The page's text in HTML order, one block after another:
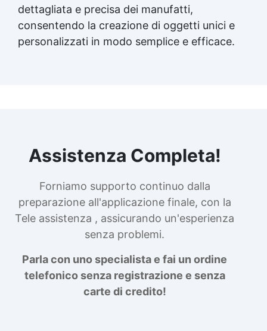
dettagliata e precisa dei manufatti,
consentendo la creazione di oggetti unici e
personalizzati in modo semplice e efficace.
Assistenza Completa!
Forniamo supporto continuo dalla
preparazione all'applicazione finale, con la
Tele assistenza , assicurando un'esperienza
senza problemi.
Parla con uno specialista e fai un ordine
telefonico senza registrazione e senza
carte di credito!